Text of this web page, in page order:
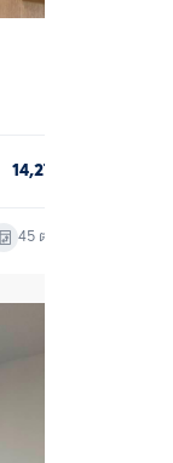
14,270,000
45 ตร.ม.